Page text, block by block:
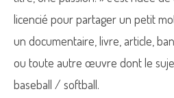
licencié pour partager un petit
un documentaire, livre, article,
ou toute autre œuvre dont le
baseball / softball.